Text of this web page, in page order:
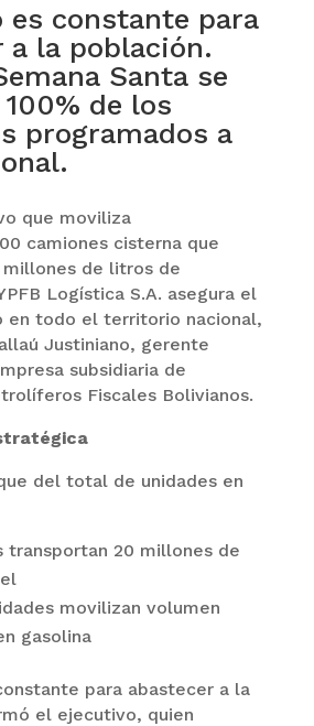
es constante para
a la población.
Santa se
de los
programados a
que moviliza
camiones cisterna que
de litros de
Logística S.A. asegura el
en todo el territorio nacional,
Justiniano, gerente
subsidiaria de
Fiscales Bolivianos.
del total de unidades en
transportan 20 millones de
movilizan volumen
gasolina
para abastecer a la
el ejecutivo, quien